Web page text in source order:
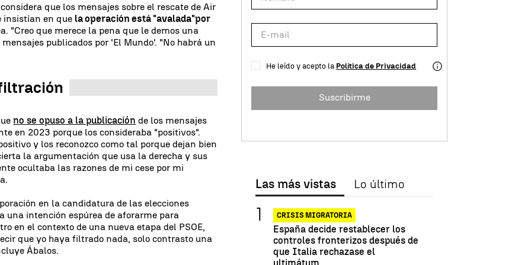
que los mensajes sobre el rescate de Air
insistían en que la operación está "avalada"por
"Creo que merece la pena que le demos una
publicados por 'El Mundo'. "No habrá un
no se opuso a la publicación de los mensajes
en 2023 porque los consideraba "positivos".
y los reconozco como tal porque dejan bien
la argumentación que usa la derecha y sus
ocultaba las razones de mi cese por mi
en la candidatura de las elecciones
una intención espúrea de aforarme para
en el contexto de una nueva etapa del PSOE,
que yo haya filtrado nada, solo contrasto una
Ábalos.
He leído y acepto la Política de Privacidad
Suscribirme
Las más vistas Lo último
CRISIS MIGRATORIA
España decide restablecer los
controles fronterizos después de
que Italia rechazase el